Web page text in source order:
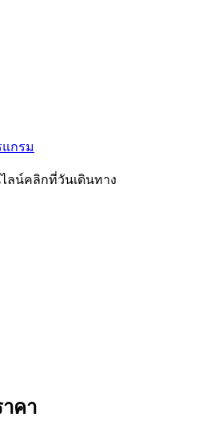
แกรม
ลน์คลิกที่วันเดินทาง
คา